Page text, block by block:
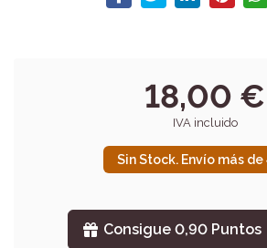
18,00 €
IVA incluido
Sin Stock. Envío más de
Consigue 0,90 Puntos